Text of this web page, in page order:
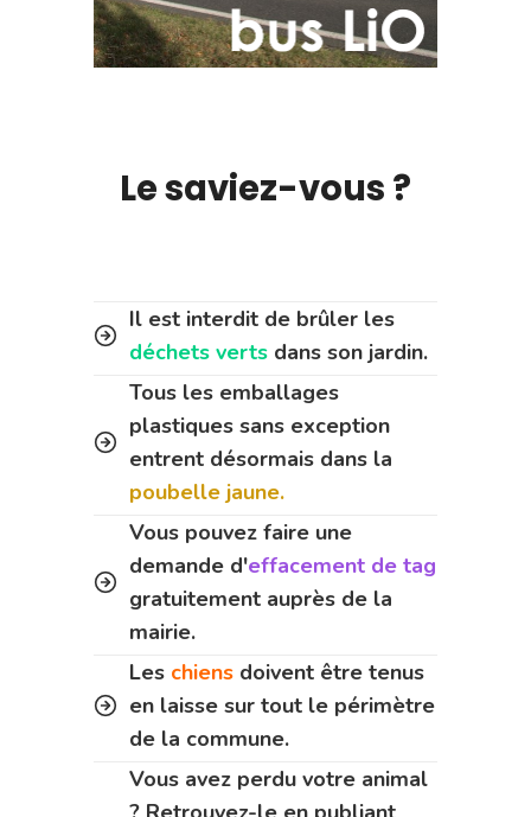
Le saviez-vous ?
Il est interdit de brûler les
déchets verts dans son jardin.
Tous les emballages
plastiques sans exception
entrent désormais dans la
poubelle jaune.
Vous pouvez faire une
demande d'effacement de tag
gratuitement auprès de la
mairie.
Les chiens doivent être tenus
en laisse sur tout le périmètre
de la commune.
Vous avez perdu votre animal